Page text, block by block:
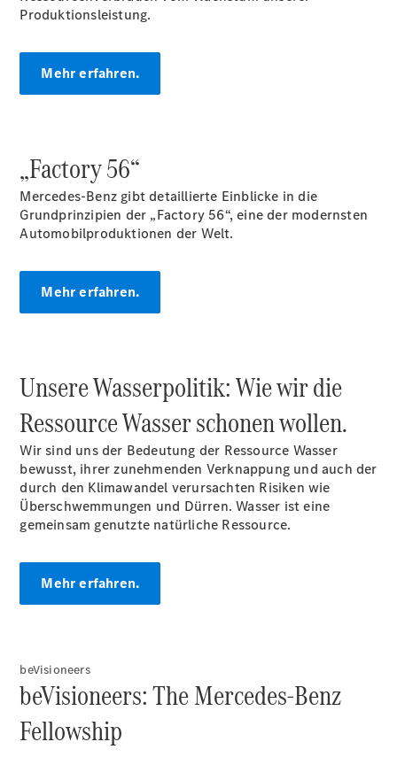
Aktuelle
Stellenangebote
Produktionsleistung.
Mehr erfahren.
„Factory 56“
Mercedes-Benz gibt detaillierte Einblicke in die
Grundprinzipien der „Factory 56“, eine der modernsten
Automobilproduktionen der Welt.
Mehr erfahren.
Unsere Wasserpolitik: Wie wir die
Ressource Wasser schonen wollen.
Wir sind uns der Bedeutung der Ressource Wasser
bewusst, ihrer zunehmenden Verknappung und auch der
durch den Klimawandel verursachten Risiken wie
Überschwemmungen und Dürren. Wasser ist eine
gemeinsam genutzte natürliche Ressource.
Mehr erfahren.
beVisioneers
beVisioneers: The Mercedes-Benz
Fellowship